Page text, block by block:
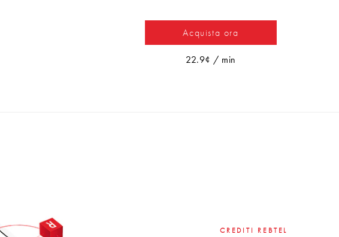
Acquista ora
22.9¢ / min
CREDITI REBTEL